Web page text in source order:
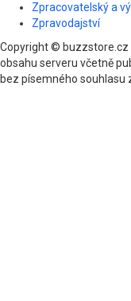
Zpracovatelský a
Zpravodajství
Copyright © buzzstore.cz
obsahu serveru včetně
bez písemného souhlasu